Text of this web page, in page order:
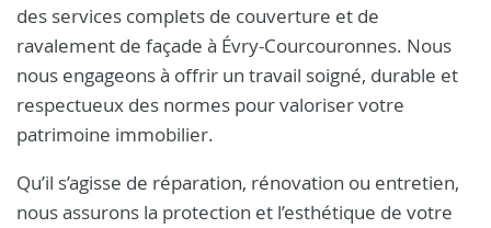
des services complets de couverture et de
ravalement de façade à Évry-Courcouronnes. Nous
nous engageons à offrir un travail soigné, durable et
respectueux des normes pour valoriser votre
patrimoine immobilier.
Qu’il s’agisse de réparation, rénovation ou entretien,
nous assurons la protection et l’esthétique de votre